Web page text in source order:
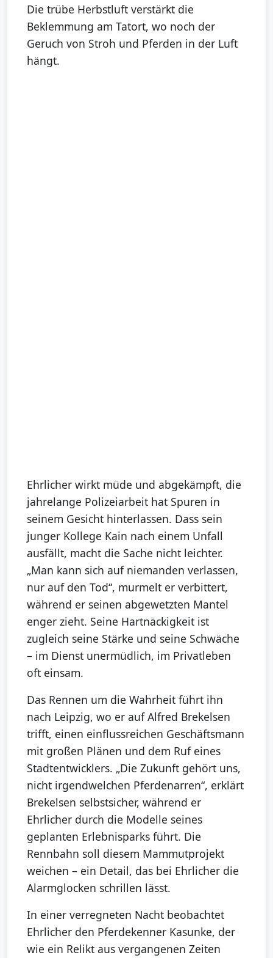
Die trübe Herbstluft verstärkt die
Beklemmung am Tatort, wo noch der
Geruch von Stroh und Pferden in der Luft
hängt.
Ehrlicher wirkt müde und abgekämpft, die
jahrelange Polizeiarbeit hat Spuren in
seinem Gesicht hinterlassen. Dass sein
junger Kollege Kain nach einem Unfall
ausfällt, macht die Sache nicht leichter.
„Man kann sich auf niemanden verlassen,
nur auf den Tod“, murmelt er verbittert,
während er seinen abgewetzten Mantel
enger zieht. Seine Hartnäckigkeit ist
zugleich seine Stärke und seine Schwäche
– im Dienst unermüdlich, im Privatleben
oft einsam.
Das Rennen um die Wahrheit führt ihn
nach Leipzig, wo er auf Alfred Brekelsen
trifft, einen einflussreichen Geschäftsmann
mit großen Plänen und dem Ruf eines
Stadtentwicklers. „Die Zukunft gehört uns,
nicht irgendwelchen Pferdenarren“, erklärt
Brekelsen selbstsicher, während er
Ehrlicher durch die Modelle seines
geplanten Erlebnisparks führt. Die
Rennbahn soll diesem Mammutprojekt
weichen – ein Detail, das bei Ehrlicher die
Alarmglocken schrillen lässt.
In einer verregneten Nacht beobachtet
Ehrlicher den Pferdekenner Kasunke, der
wie ein Relikt aus vergangenen Zeiten